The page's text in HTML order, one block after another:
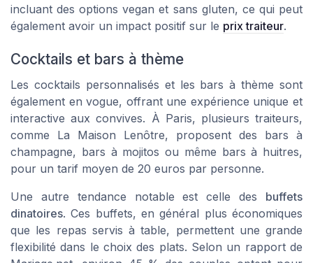
incluant des options vegan et sans gluten, ce qui peut
également avoir un impact positif sur le prix traiteur.
Cocktails et bars à thème
Les cocktails personnalisés et les bars à thème sont
également en vogue, offrant une expérience unique et
interactive aux convives. À Paris, plusieurs traiteurs,
comme La Maison Lenôtre, proposent des bars à
champagne, bars à mojitos ou même bars à huitres,
pour un tarif moyen de 20 euros par personne.
Une autre tendance notable est celle des buffets
dinatoires. Ces buffets, en général plus économiques
que les repas servis à table, permettent une grande
flexibilité dans le choix des plats. Selon un rapport de